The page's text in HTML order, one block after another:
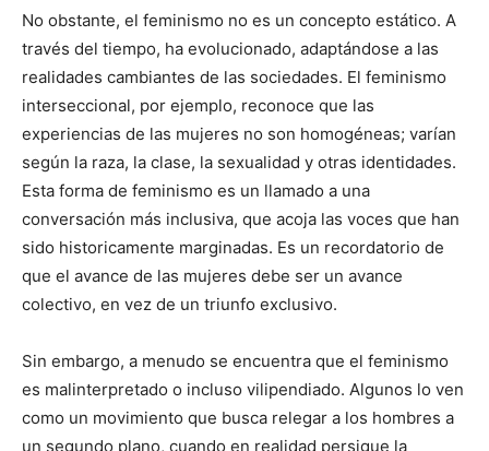
No obstante, el feminismo no es un concepto estático. A
través del tiempo, ha evolucionado, adaptándose a las
realidades cambiantes de las sociedades. El feminismo
interseccional, por ejemplo, reconoce que las
experiencias de las mujeres no son homogéneas; varían
según la raza, la clase, la sexualidad y otras identidades.
Esta forma de feminismo es un llamado a una
conversación más inclusiva, que acoja las voces que han
sido historicamente marginadas. Es un recordatorio de
que el avance de las mujeres debe ser un avance
colectivo, en vez de un triunfo exclusivo.
Sin embargo, a menudo se encuentra que el feminismo
es malinterpretado o incluso vilipendiado. Algunos lo ven
como un movimiento que busca relegar a los hombres a
un segundo plano, cuando en realidad persigue la